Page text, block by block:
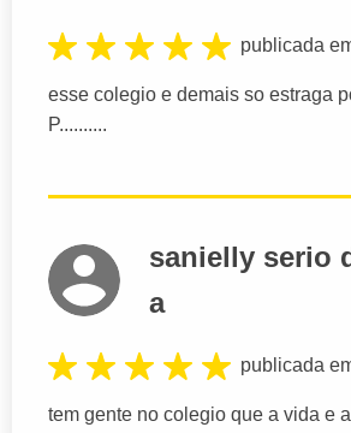
publicada
esse colegio e demais so estraga
P..........
sanielly serio
a
publicada
tem gente no colegio que a vida e